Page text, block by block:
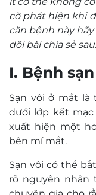
cờ phát hiện khi
căn bệnh này
dõi bài chia sẻ sau.
I. Bệnh
Sạn vôi ở mắt là
dưới lớp kết
xuất hiện một
bên mí mắt.
Sạn vôi có thể
rõ nguyên nhân